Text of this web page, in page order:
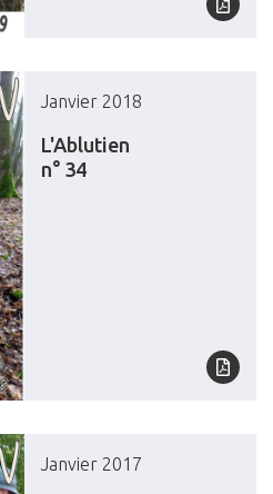
Janvier 2018
L'Ablutien
n° 34
Janvier 2017